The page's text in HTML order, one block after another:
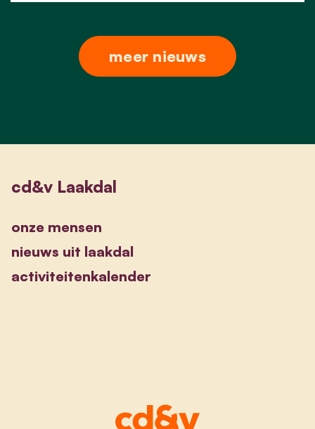
meer nieuws
cd&v Laakdal
onze mensen
nieuws uit laakdal
activiteitenkalender